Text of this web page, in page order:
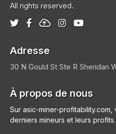
All rights reserved.
Adresse
30 N Gould St Ste R Sheridan
À propos de nous
Sur asic-miner-
derniers mineurs et leurs profits.